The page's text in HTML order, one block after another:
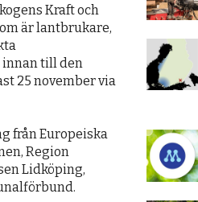
Kraft och
är lantbrukare,
innan till den
25 november via
från Europeiska
Region
Lidköping,